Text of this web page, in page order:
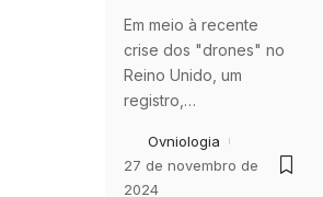
Em meio à recente
crise dos "drones" no
Reino Unido, um
registro, …
Ovniologia
27 de novembro de
2024